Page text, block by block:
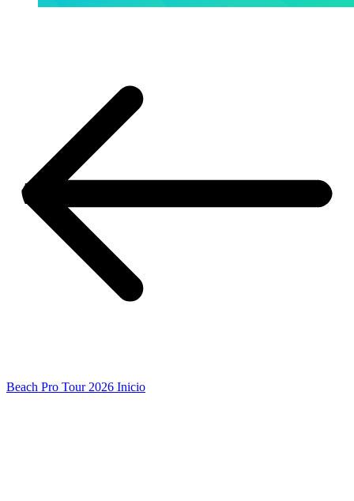
Beach Pro Tour 2026 Inicio